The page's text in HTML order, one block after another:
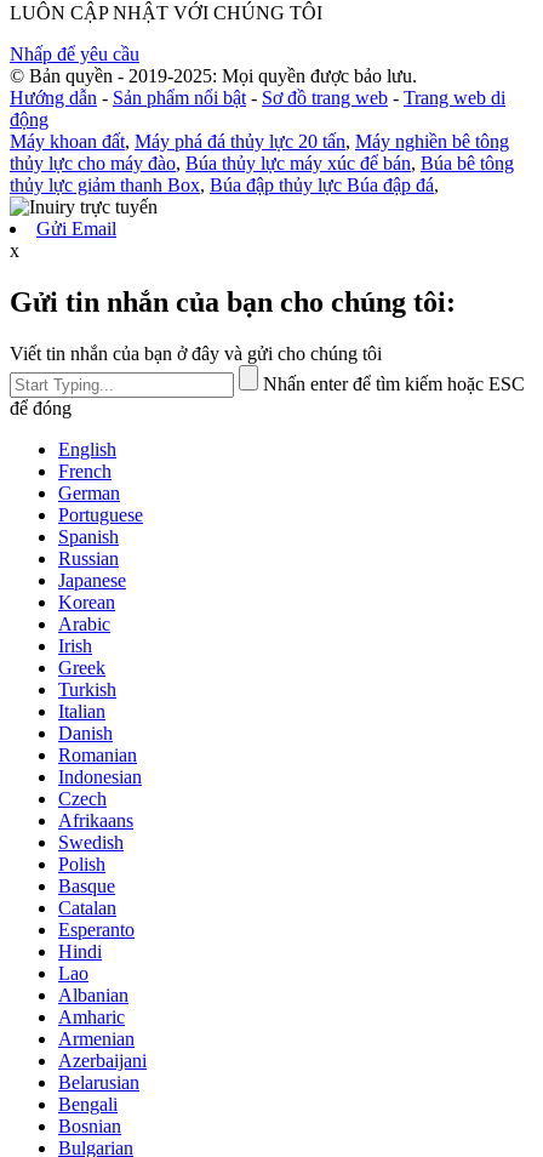
LUÔN CẬP NHẬT VỚI CHÚNG TÔI
Nhấp để yêu cầu
© Bản quyền - 2019-2025: Mọi quyền được bảo lưu.
Hướng dẫn - Sản phẩm nổi bật - Sơ đồ trang web - Trang web di
động
Máy khoan đất, Máy phá đá thủy lực 20 tấn, Máy nghiền bê tông
thủy lực cho máy đào, Búa thủy lực máy xúc để bán, Búa bê tông
thủy lực giảm thanh Box, Búa đập thủy lực Búa đập đá,
Gửi Email
x
Gửi tin nhắn của bạn cho chúng tôi:
Viết tin nhắn của bạn ở đây và gửi cho chúng tôi
Nhấn enter để tìm kiếm hoặc ESC
để đóng
English
French
German
Portuguese
Spanish
Russian
Japanese
Korean
Arabic
Irish
Greek
Turkish
Italian
Danish
Romanian
Indonesian
Czech
Afrikaans
Swedish
Polish
Basque
Catalan
Esperanto
Hindi
Lao
Albanian
Amharic
Armenian
Azerbaijani
Belarusian
Bengali
Bosnian
Bulgarian